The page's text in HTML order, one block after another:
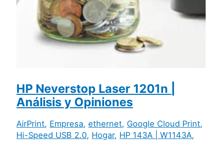
HP Neverstop Laser 1201n |
Análisis y Opiniones
AirPrint, Empresa,ethernet, Google Cloud Print,
Hi-Speed USB 2.0, Hogar, HP 143A | W1143A,